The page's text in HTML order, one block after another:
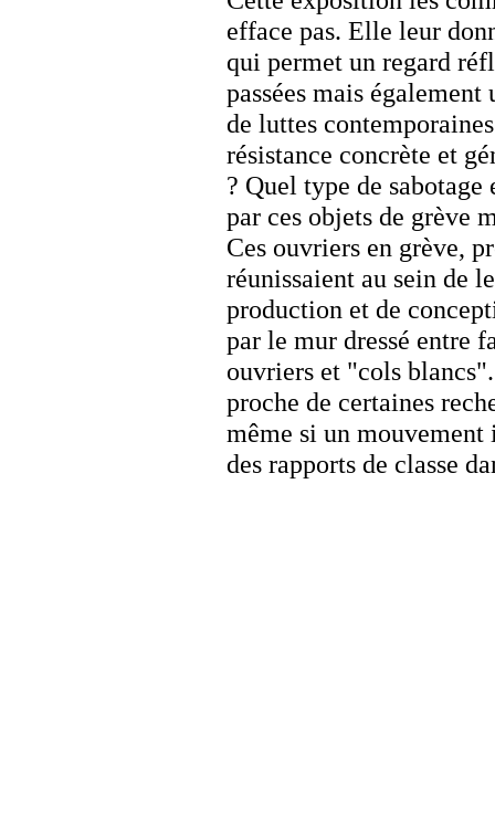
efface pas. Elle leur
qui permet un regard
passées mais
de luttes
résistance concrète et
? Quel type de sabotage
par ces objets de grève
Ces ouvriers en grève,
réunissaient au sein de
production et de
par le mur dressé entre
ouvriers et "cols
proche de certaines
même si un
des rapports de classe